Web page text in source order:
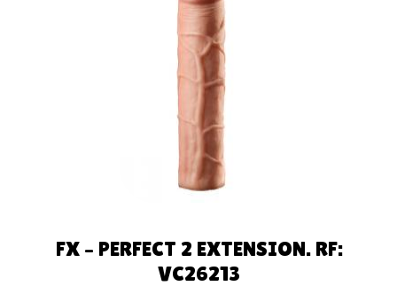
AÑADIR
CARRITO
FX – PERFECT 2 EXTENSION. RF:
VC26213